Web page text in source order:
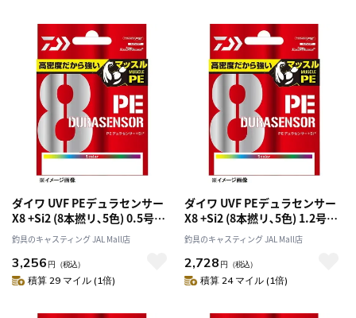
ダイワ UVF PEデュラセンサー
X8 +Si2 (8本撚リ､5色) 0.5号
200m
釣具のキャスティング JAL Mall店
3,256 円 （税込）
積算 29 マイル (1倍)
ダイワ UVF PEデュラセンサー
X8 +Si2 (8本撚リ､5色) 1.2号
200m
釣具のキャスティング JAL Mall店
2,728 円 （税込）
積算 24 マイル (1倍)